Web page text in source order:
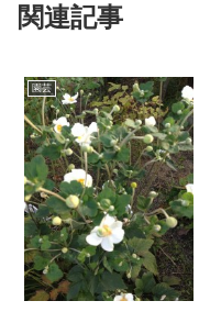
関連記事
園芸